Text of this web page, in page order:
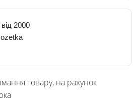
2000
товару, на рахунок